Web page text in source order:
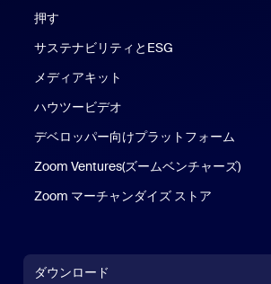
押す
サステナビリティとESG
メディアキット
ハウツービデオ
デベロッパー向けプラットフォーム
Zoom Ventures(ズームベンチャーズ)
Zoom マーチャンダイズ ストア
ダウンロード